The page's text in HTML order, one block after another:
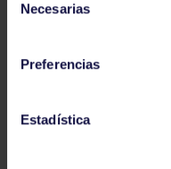
Necesarias
Preferencias
Estadística
Baloncesto